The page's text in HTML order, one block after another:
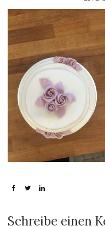
Schreibe einen